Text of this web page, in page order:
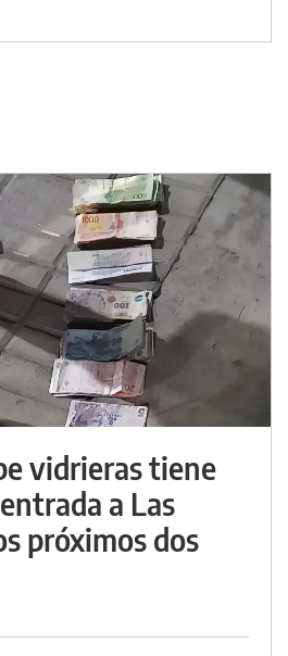
vidrieras tiene
a Las
próximos dos